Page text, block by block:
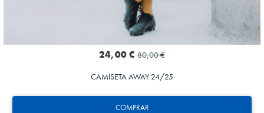
COMPRAR
24,00 € 80,00 €
CAMISETA AWAY 24/25